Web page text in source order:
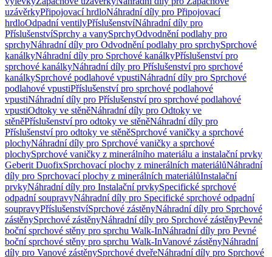
uzávěrkyPřipojovací hrdloNáhradní díly pro Připojovací
hrdloOdpadní ventilyPříslušenstvíNáhradní díly pro
PříslušenstvíSprchy a vanySprchyOdvodnění podlahy pro
sprchyNáhradní díly pro Odvodnění podlahy pro sprchySprchové
kanálkyNáhradní díly pro Sprchové kanálkyPříslušenství pro
sprchové kanálkyNáhradní díly pro Příslušenství pro sprchové
kanálkySprchové podlahové vpustiNáhradní díly pro Sprchové
podlahové vpustiPříslušenství pro sprchové podlahové
vpustiNáhradní díly pro Příslušenství pro sprchové podlahové
vpustiOdtoky ve stěněNáhradní díly pro Odtoky ve
stěněPříslušenství pro odtoky ve stěněNáhradní díly pro
Příslušenství pro odtoky ve stěněSprchové vaničky a sprchové
plochyNáhradní díly pro Sprchové vaničky a sprchové
plochySprchové vaničky z minerálního materiálu a instalační prvky
Geberit DuofixSprchovací plochy z minerálních materiálůNáhradní
díly pro Sprchovací plochy z minerálních materiálůInstalační
prvkyNáhradní díly pro Instalační prvkySpecifické sprchové
odpadní soupravyNáhradní díly pro Specifické sprchové odpadní
soupravyPříslušenstvíSprchové zástěnyNáhradní díly pro Sprchové
zástěnySprchové zástěnyNáhradní díly pro Sprchové zástěnyPevné
boční sprchové stěny pro sprchu Walk-InNáhradní díly pro Pevné
boční sprchové stěny pro sprchu Walk-InVanové zástěnyNáhradní
díly pro Vanové zástěnySprchové dveřeNáhradní díly pro Sprchové